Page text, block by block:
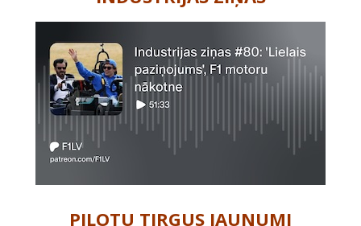
PILOTU TIRGUS JAUNUMI